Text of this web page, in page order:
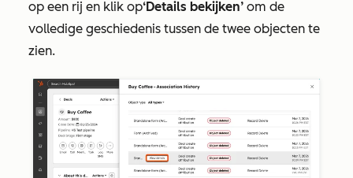
op een rij en klik op‘Details bekijken’ om de
volledige geschiedenis tussen de twee objecten te
zien.